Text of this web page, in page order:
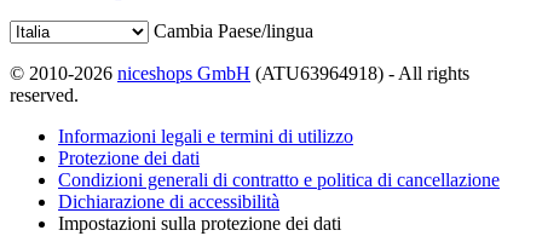
Cambia Paese/lingua
© 2010-2026 niceshops GmbH (ATU63964918) - All rights
reserved.
Informazioni legali e termini di utilizzo
Protezione dei dati
Condizioni generali di contratto e politica di cancellazione
Dichiarazione di accessibilità
Impostazioni sulla protezione dei dati